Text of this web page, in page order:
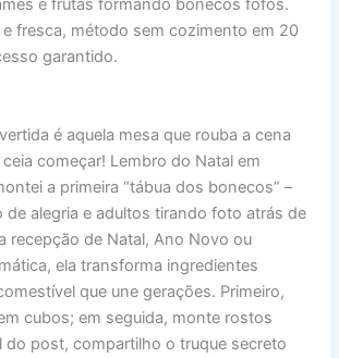
e frutas formando bonecos fofos.
fresca, método sem cozimento em 20
garantido.
é aquela mesa que rouba a cena
começar! Lembro do Natal em
a primeira “tábua dos bonecos” –
de alegria e adultos tirando foto atrás de
recepção de Natal, Ano Novo ou
ela transforma ingredientes
que une gerações. Primeiro,
cubos; em seguida, monte rostos
do post, compartilho o truque secreto